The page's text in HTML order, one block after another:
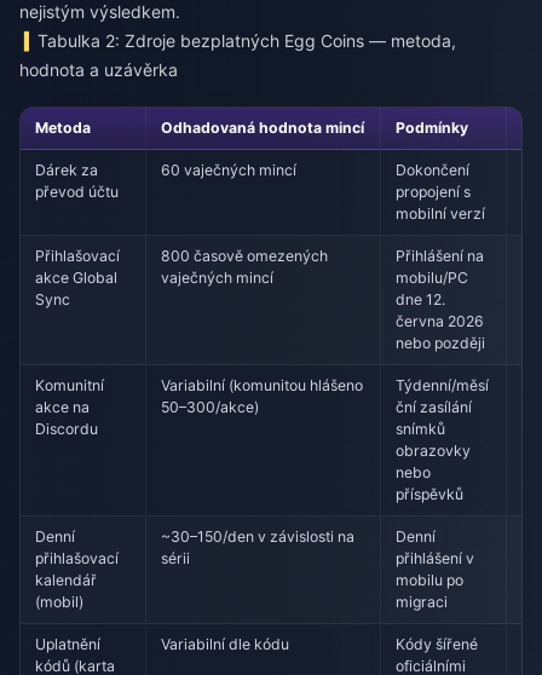
nejistým výsledkem.
Tabulka 2: Zdroje bezplatných Egg Coins — metoda,
hodnota a uzávěrka
Metoda Odhadovaná hodnota mincí Podmínky
Dárek za
převod účtu
60 vaječných mincí
Dokončení
propojení s
mobilní verzí
Přihlašovací
akce Global
Sync
800 časově omezených
vaječných mincí
Přihlášení na
mobilu/PC
dne 12.
června 2026
nebo později
Komunitní
akce na
Discordu
Variabilní (komunitou hlášeno
50–300/akce)
Týdenní/měsí
ční zasílání
snímků
obrazovky
nebo
příspěvků
Denní
přihlašovací
kalendář
(mobil)
~30–150/den v závislosti na
sérii
Denní
přihlášení v
mobilu po
migraci
Uplatnění
kódů (karta
Variabilní dle kódu
Kódy šířené
oficiálními